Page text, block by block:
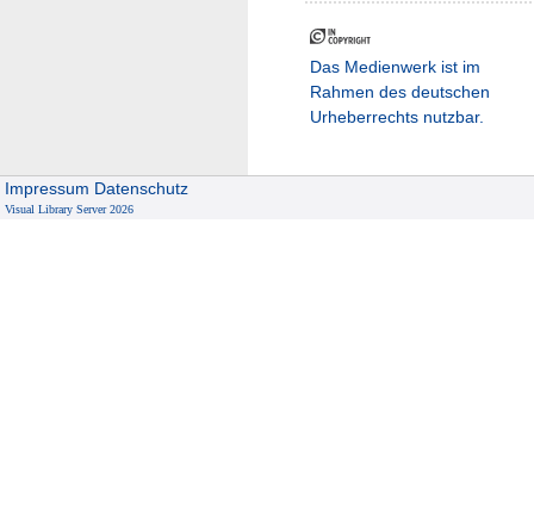
Das Medienwerk ist im
Rahmen des deutschen
Urheberrechts nutzbar.
Impressum Datenschutz
Visual Library Server 2026